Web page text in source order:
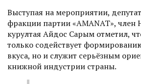
Выступая на мероприятии,
фракции партии «AMANAT», член
курултая Айдос Сарым отметил,
только содействует
вкуса, но и служит серьёзным
книжной индустрии страны.